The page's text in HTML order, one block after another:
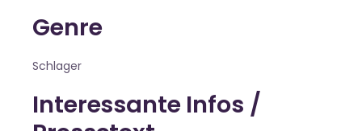
Genre
Schlager
Interessante Infos /